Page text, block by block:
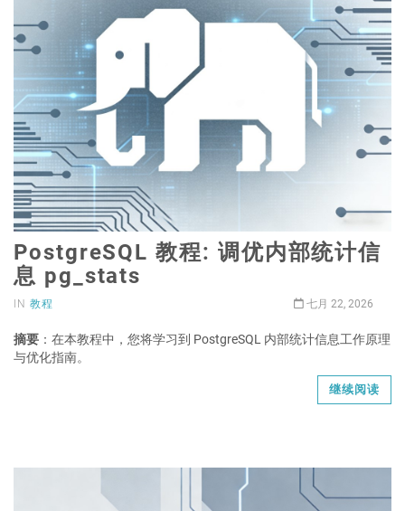
PostgreSQL 教程: 调优内部统计信
息 pg_stats
IN 教程 七月 22, 2026
摘要 ：在本教程中，您将学习到 PostgreSQL 内部统计信息工作原理
与优化指南。
继续阅读